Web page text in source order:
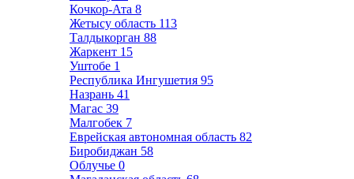
Кочкор-Ата 8
Жетысу область 113
Талдыкорган 88
Жаркент 15
Уштобе 1
Республика Ингушетия 95
Назрань 41
Магас 39
Малгобек 7
Еврейская автономная область 82
Биробиджан 58
Облучье 0